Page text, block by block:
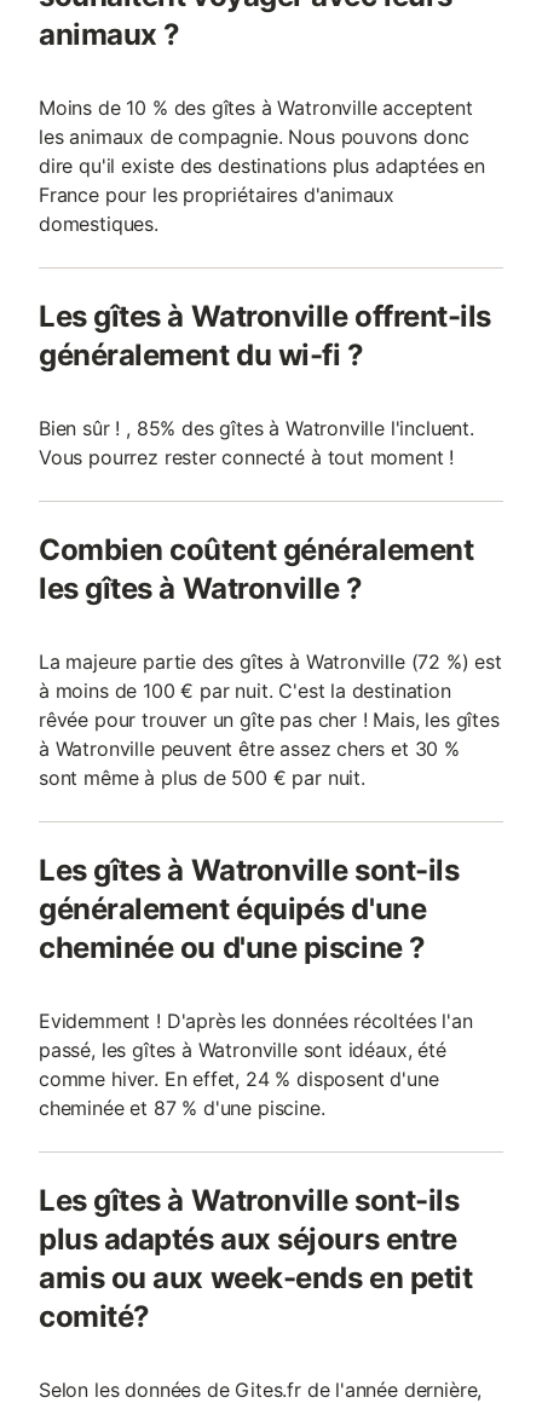
animaux ?
Moins de 10 % des gîtes à Watronville acceptent
les animaux de compagnie. Nous pouvons donc
dire qu'il existe des destinations plus adaptées en
France pour les propriétaires d'animaux
domestiques.
Les gîtes à Watronville offrent-ils
généralement du wi-fi ?
Bien sûr ! , 85% des gîtes à Watronville l'incluent.
Vous pourrez rester connecté à tout moment !
Combien coûtent généralement
les gîtes à Watronville ?
La majeure partie des gîtes à Watronville (72 %) est
à moins de 100 € par nuit. C'est la destination
rêvée pour trouver un gîte pas cher ! Mais, les gîtes
à Watronville peuvent être assez chers et 30 %
sont même à plus de 500 € par nuit.
Les gîtes à Watronville sont-ils
généralement équipés d'une
cheminée ou d'une piscine ?
Evidemment ! D'après les données récoltées l'an
passé, les gîtes à Watronville sont idéaux, été
comme hiver. En effet, 24 % disposent d'une
cheminée et 87 % d'une piscine.
Les gîtes à Watronville sont-ils
plus adaptés aux séjours entre
amis ou aux week-ends en petit
comité?
Selon les données de Gites.fr de l'année dernière,